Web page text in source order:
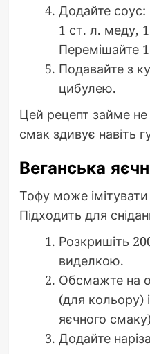
Додайте соус:
1 ст. л. меду,
Перемішайте
Подавайте з
цибулею.
Цей рецепт займе
смак здивує навіть
Веганська
Тофу може
Підходить для
Розкришіть
виделкою.
Обсмажте на
(для кольору)
яєчного
Додайте